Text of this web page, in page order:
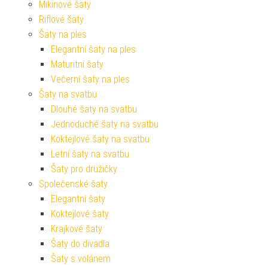
Mikinové šaty
Riflové šaty
Šaty na ples
Elegantní šaty na ples
Maturitní šaty
Večerní šaty na ples
Šaty na svatbu
Dlouhé šaty na svatbu
Jednoduché šaty na svatbu
Koktejlové šaty na svatbu
Letní šaty na svatbu
Šaty pro družičky
Společenské šaty
Elegantní šaty
Koktejlové šaty
Krajkové šaty
Šaty do divadla
Šaty s volánem